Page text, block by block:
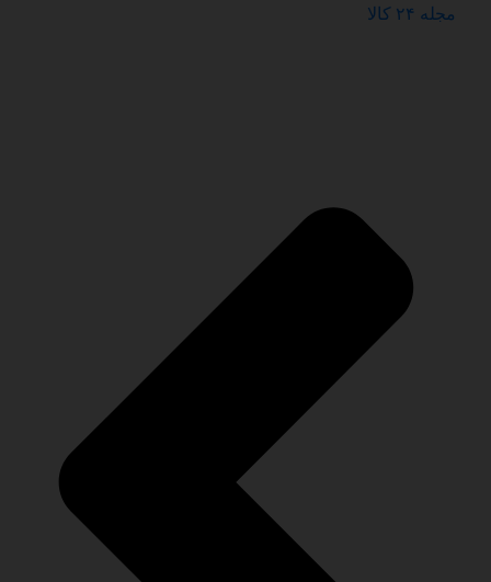
مجله ۲۴ کالا